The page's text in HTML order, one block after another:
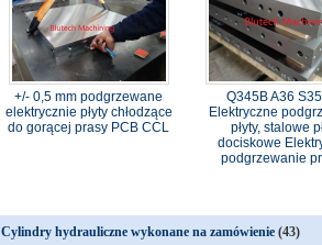
+/- 0,5 mm podgrzewane
elektrycznie płyty chłodzące
do gorącej prasy PCB CCL
Q345B A36
Elektryczne
płyty, stalowe
dociskowe
podgrzewanie
Cylindry hydrauliczne wykonane na zamówienie (43)